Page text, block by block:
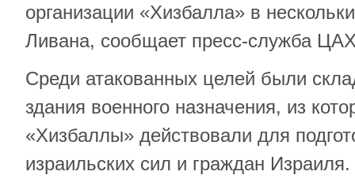
организации «Хизбалла» в
Ливана, сообщает пресс-служба
Среди атакованных целей были
здания военного назначения, из
«Хизбаллы» действовали для
израильских сил и граждан Израиля.